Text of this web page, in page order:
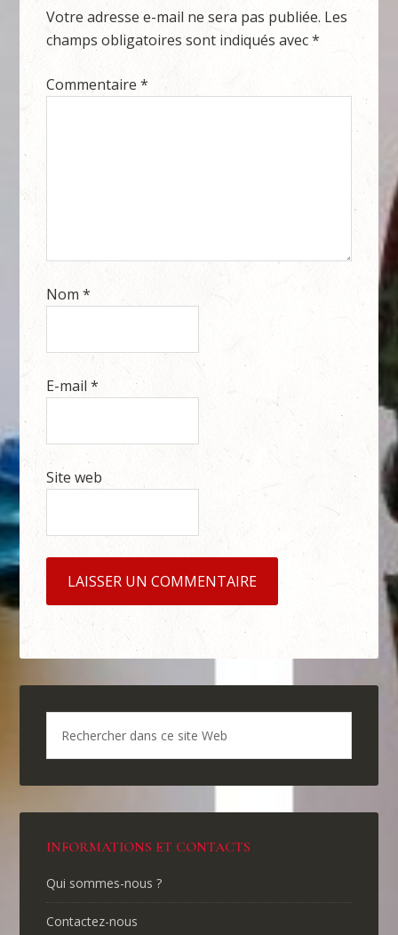
Votre adresse e-mail ne sera pas publiée. Les
champs obligatoires sont indiqués avec*
Commentaire*
Nom*
E-mail*
Site web
INFORMATIONS ET CONTACTS
Qui sommes-nous ?
Contactez-nous